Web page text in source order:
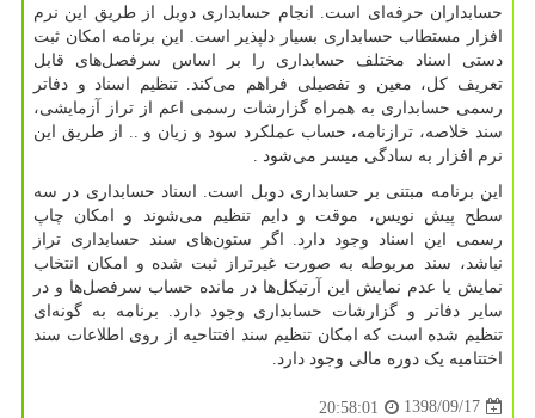
حسابداران حرفه‌ای است. انجام حسابداری دوبل از طریق این نرم
افزار مستطاب حسابداری بسیار دلپذیر است. این برنامه امکان ثبت
دستی اسناد مختلف حسابداری را بر اساس سرفصل‌های قابل
تعریف کل، معین و تفصیلی فراهم می‌کند. تنظیم اسناد و دفاتر
رسمی حسابداری به همراه گزارشات رسمی اعم از تراز آزمایشی،
سند خلاصه، ترازنامه، حساب عملکرد سود و زیان و
از طریق این
نرم افزار به سادگی میسر می‌شود
این برنامه مبتنی بر حسابداری دوبل است. اسناد حسابداری در سه
سطح پیش نویس، موقت و دایم تنظیم می‌شوند و امکان چاپ
رسمی این اسناد وجود دارد. اگر ستون‌های سند حسابداری تراز
نباشد، سند مربوطه به صورت غیرتراز ثبت شده و امکان انتخاب
نمایش یا عدم نمایش این آرتیکل‌ها در مانده حساب سرفصل‌ها و در
سایر دفاتر و گزارشات حسابداری وجود دارد. برنامه به گونه‌ای
تنظیم شده است که امکان تنظیم سند افتتاحیه از روی اطلاعات سند
اختتامیه یک دوره مالی وجود دارد.
1398/09/17
20:58:01